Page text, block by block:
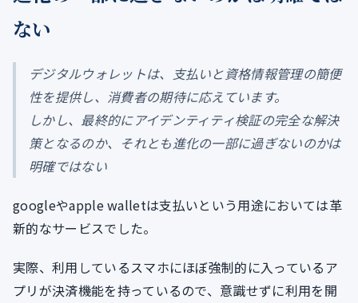
ない
デジタルウォレットは、支払いと資格情報管理の簡便
性を提供し、消費者の期待に応えています。
しかし、最終的にアイデンティティ検証の完全な解決
策となるのか、それとも進化の一部に過ぎないのかは
明確ではない
googleやapple walletは支払いという用途においては革
新的なサービスでした。
実際、利用しているスマホにほぼ強制的に入っているア
プリが決済機能を持っているので、意識せずに利用を開